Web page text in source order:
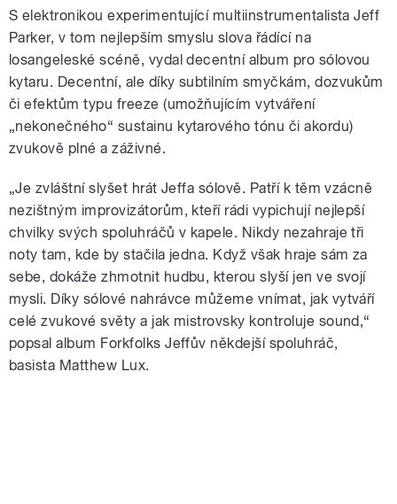
S elektronikou experimentující multiinstrumentalista Jeff
Parker, v tom nejlepším smyslu slova řádící na
losangeleské scéně, vydal decentní album pro sólovou
kytaru. Decentní, ale díky subtilním smyčkám, dozvukům
či efektům typu freeze (umožňujícím vytváření
„nekonečného“ sustainu kytarového tónu či akordu)
zvukově plné a záživné.
„Je zvláštní slyšet hrát Jeffa sólově. Patří k těm vzácně
nezištným improvizátorům, kteří rádi vypichují nejlepší
chvilky svých spoluhráčů v kapele. Nikdy nezahraje tři
noty tam, kde by stačila jedna. Když však hraje sám za
sebe, dokáže zhmotnit hudbu, kterou slyší jen ve svojí
mysli. Díky sólové nahrávce můžeme vnímat, jak vytváří
celé zvukové světy a jak mistrovsky kontroluje sound,“
popsal album Forkfolks Jeffův někdejší spoluhráč,
basista Matthew Lux.